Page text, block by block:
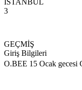
ISTANBUL
3
GEÇMİŞ
Giriş Bilgileri
O.BEE 15 Ocak gecesi